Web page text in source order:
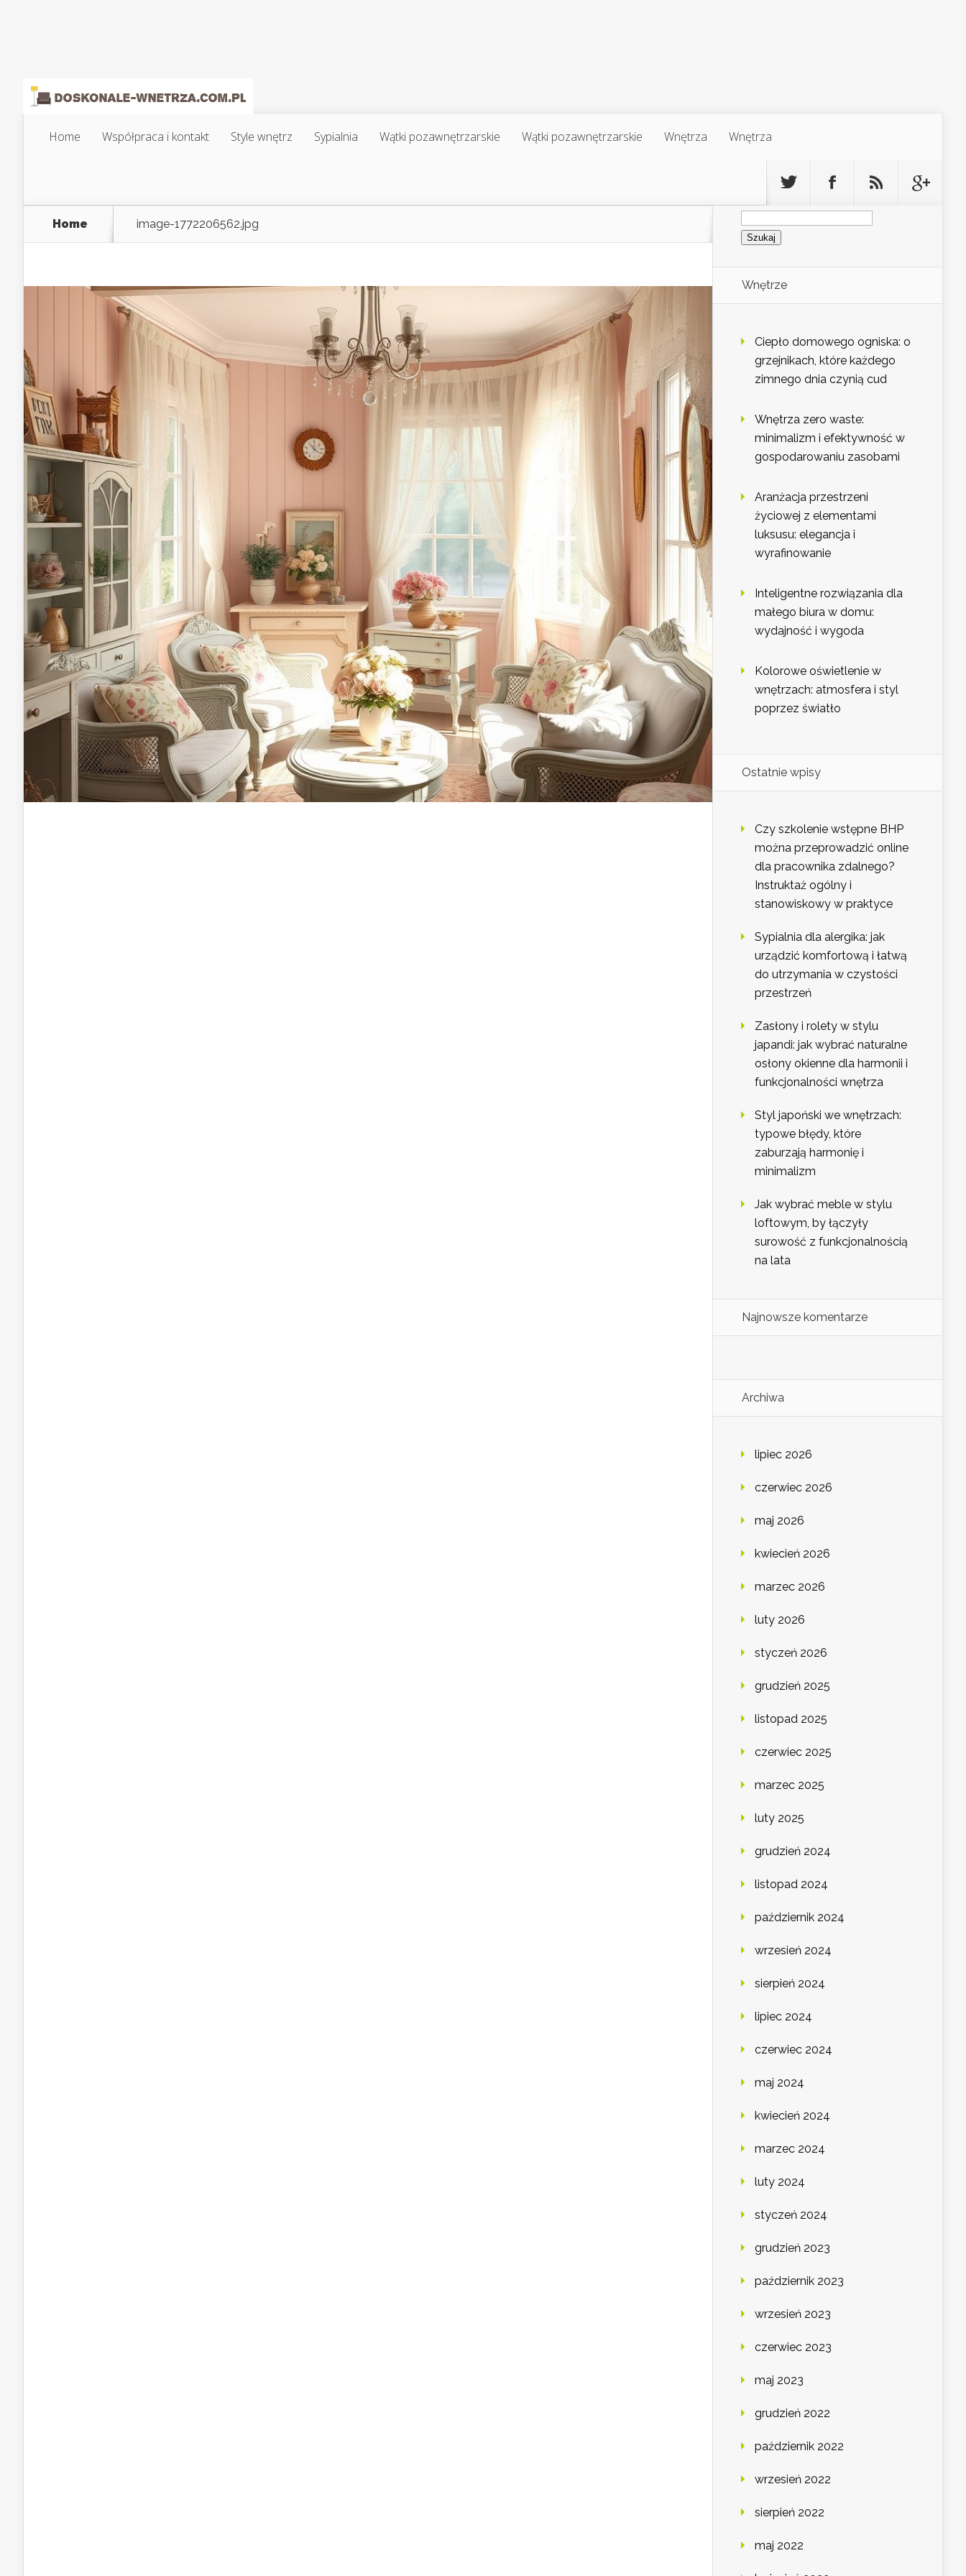
Home Współpraca i kontakt Style wnętrz Sypialnia Wątki pozawnętrzarskie Wątki pozawnętrzarskie Wnętrza Wnętrza
Home image-1772206562.jpg
Szukaj:
Wnętrze
Ciepło domowego ogniska: o
grzejnikach, które każdego
zimnego dnia czynią cud
Wnętrza zero waste:
minimalizm i efektywność w
gospodarowaniu zasobami
Aranżacja przestrzeni
życiowej z elementami
luksusu: elegancja i
wyrafinowanie
Inteligentne rozwiązania dla
małego biura w domu:
wydajność i wygoda
Kolorowe oświetlenie w
wnętrzach: atmosfera i styl
poprzez światło
Ostatnie wpisy
Czy szkolenie wstępne BHP
można przeprowadzić online
dla pracownika zdalnego?
Instruktaż ogólny i
stanowiskowy w praktyce
Sypialnia dla alergika: jak
urządzić komfortową i łatwą
do utrzymania w czystości
przestrzeń
Zasłony i rolety w stylu
japandi: jak wybrać naturalne
osłony okienne dla harmonii i
funkcjonalności wnętrza
Styl japoński we wnętrzach:
typowe błędy, które
zaburzają harmonię i
minimalizm
Jak wybrać meble w stylu
loftowym, by łączyły
surowość z funkcjonalnością
na lata
Najnowsze komentarze
Archiwa
lipiec 2026
czerwiec 2026
maj 2026
kwiecień 2026
marzec 2026
luty 2026
styczeń 2026
grudzień 2025
listopad 2025
czerwiec 2025
marzec 2025
luty 2025
grudzień 2024
listopad 2024
październik 2024
wrzesień 2024
sierpień 2024
lipiec 2024
czerwiec 2024
maj 2024
kwiecień 2024
marzec 2024
luty 2024
styczeń 2024
grudzień 2023
październik 2023
wrzesień 2023
czerwiec 2023
maj 2023
grudzień 2022
październik 2022
wrzesień 2022
sierpień 2022
maj 2022